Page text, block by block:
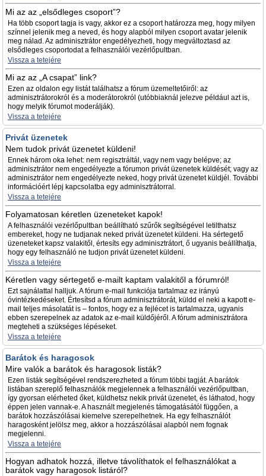
Mi az az „elsődleges csoport”?
Ha több csoport tagja is vagy, akkor ez a csoport határozza meg, hogy milyen
színnel jelenik meg a neved, és hogy alapból milyen csoport avatar jelenik
meg nálad. Az adminisztrátor engedélyezheti, hogy megváltoztasd az
elsődleges csoportodat a felhasználói vezérlőpultban.
Vissza a tetejére
Mi az az „A csapat” link?
Ezen az oldalon egy listát találhatsz a fórum üzemeltetőiről: az
adminisztrátorokról és a moderátorokról (utóbbiaknál jelezve például azt is,
hogy melyik fórumot moderálják).
Vissza a tetejére
Privát üzenetek
Nem tudok privát üzenetet küldeni!
Ennek három oka lehet: nem regisztráltál, vagy nem vagy belépve; az
adminisztrátor nem engedélyezte a fórumon privát üzenetek küldését; vagy az
adminisztrátor nem engedélyezte neked, hogy privát üzenetet küldjél. További
információért lépj kapcsolatba egy adminisztrátorral.
Vissza a tetejére
Folyamatosan kéretlen üzeneteket kapok!
A felhasználói vezérlőpultban beállítható szűrők segítségével letilthatsz
embereket, hogy ne tudjanak neked privát üzenetet küldeni. Ha sértegető
üzeneteket kapsz valakitől, értesíts egy adminisztrátort, ő ugyanis beállíthatja,
hogy egy felhasználó ne tudjon privát üzenetet küldeni.
Vissza a tetejére
Kéretlen vagy sértegető e-mailt kaptam valakitől a fórumról!
Ezt sajnálattal halljuk. A fórum e-mail funkciója tartalmaz ez irányú
óvintézkedéseket. Értesítsd a fórum adminisztrátorát, küldd el neki a kapott e-
mail teljes másolatát is – fontos, hogy ez a fejlécet is tartalmazza, ugyanis
ebben szerepelnek az adatok az e-mail küldőjéről. A fórum adminisztrátora
megteheti a szükséges lépéseket.
Vissza a tetejére
Barátok és haragosok
Mire valók a barátok és haragosok listák?
Ezen listák segítségével rendszerezheted a fórum többi tagját. A barátok
listában szereplő felhasználók megjelennek a felhasználói vezérlőpultban,
így gyorsan elérheted őket, küldhetsz nekik privát üzenetet, és láthatod, hogy
éppen jelen vannak-e. A használt megjelenés támogatásától függően, a
barátok hozzászólásai kiemelve szerepelhetnek. Ha egy felhasználót
haragosként jelölsz meg, akkor a hozzászólásai alapból nem fognak
megjelenni.
Vissza a tetejére
Hogyan adhatok hozzá, illetve távolíthatok el felhasználókat a
barátok vagy haragosok listáról?